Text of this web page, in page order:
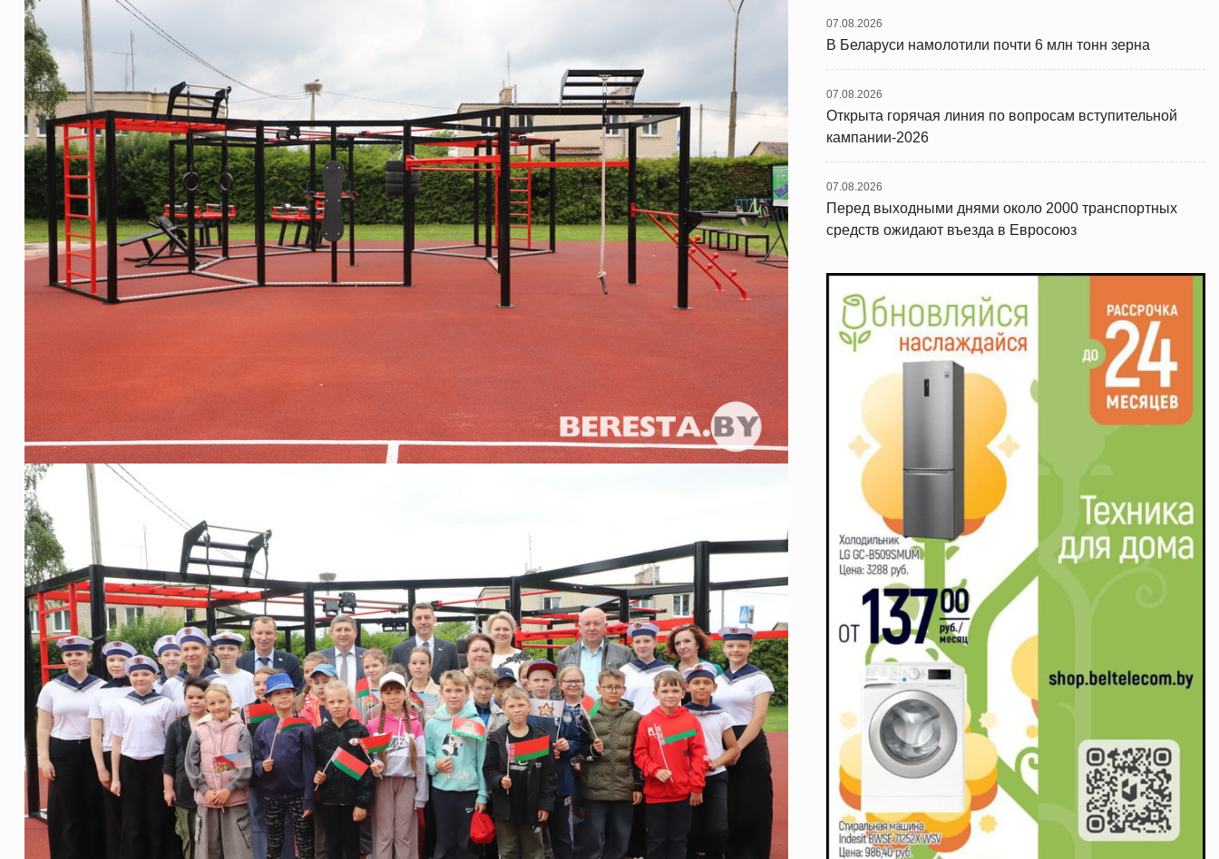
07.08.2026
В Беларуси намолотили почти 6 млн тонн зерна
07.08.2026
Открыта горячая линия по вопросам вступительной
кампании-2026
07.08.2026
Перед выходными днями около 2000 транспортных
средств ожидают въезда в Евросоюз